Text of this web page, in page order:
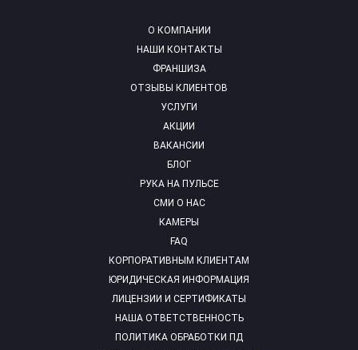
О КОМПАНИИ
НАШИ КОНТАКТЫ
ФРАНШИЗА
ОТЗЫВЫ КЛИЕНТОВ
УСЛУГИ
АКЦИИ
ВАКАНСИИ
БЛОГ
РУКА НА ПУЛЬСЕ
СМИ О НАС
КАМЕРЫ
FAQ
КОРПОРАТИВНЫМ КЛИЕНТАМ
ЮРИДИЧЕСКАЯ ИНФОРМАЦИЯ
ЛИЦЕНЗИИ И СЕРТИФИКАТЫ
НАША ОТВЕТСТВЕННОСТЬ
ПОЛИТИКА ОБРАБОТКИ ПД